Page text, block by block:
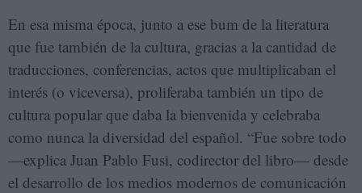
En esa misma época, junto a ese bum de la literatura
que fue también de la cultura, gracias a la cantidad de
traducciones, conferencias, actos que multiplicaban el
interés (o viceversa), proliferaba también un tipo de
cultura popular que daba la bienvenida y celebraba
como nunca la diversidad del español. “Fue sobre todo
—explica Juan Pablo Fusi, codirector del libro— desde
el desarrollo de los medios modernos de comunicación